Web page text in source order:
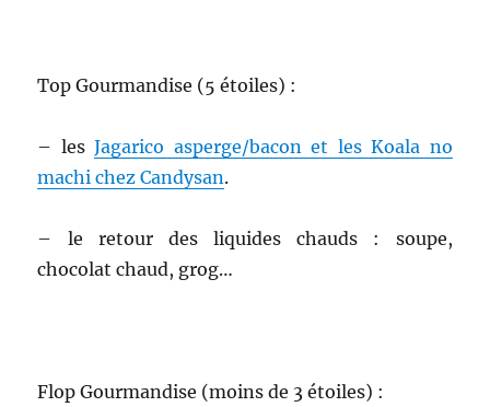
Top Gourmandise (5 étoiles) :
– lesJagarico asperge/bacon et les Koala no
machi chez Candysan.
– le retour des liquides chauds : soupe,
chocolat chaud, grog…
Flop Gourmandise (moins de 3 étoiles) :